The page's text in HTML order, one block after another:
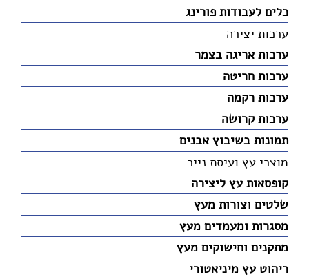
כלים לעבודות פורינג
ערכות יצירה
ערכות אריגה בצמר
ערכות חריטה
ערכות רקמה
ערכות קרושה
תמונות בשיבוץ אבנים
מוצרי עץ ועיסת נייר
קופסאות עץ ליצירה
שלטים וצורות מעץ
מסגרות ומעמדים מעץ
מתקנים וחישוקים מעץ
ריהוט עץ מיניאטורי